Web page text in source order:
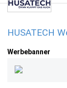
HUSATECH
Werbebanner